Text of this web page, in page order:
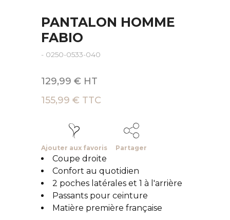
PANTALON HOMME
FABIO
- 0250-0533-040
129,99 € HT
155,99 € TTC
Ajouter aux favoris Partager
Coupe droite
Confort au quotidien
2 poches latérales et 1 à l'arrière
Passants pour ceinture
Matière première française